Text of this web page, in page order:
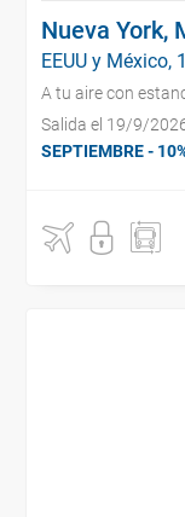
Nueva York,
EEUU y México,
A tu aire con
Salida el 19/9/
SEPTIEMBRE -